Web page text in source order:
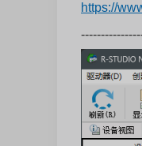
https://